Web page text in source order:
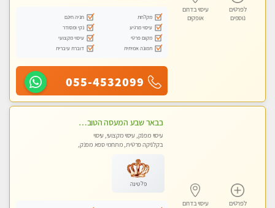
לפרטים
נוספים
עיסוי בדרום
אופקים
מקלחת
חניה חינם
עיסוי מרגיע
נקי ומסודר
מקום פרטי
עיסוי מקצועי
תמונה אמיתית
דוברת עיברית
055-4532099
לפרטים עיסוי בדרום
בבאר שבע המעסה הטובה בעיר..
עיסוי מפנק, עיסוי מקצועי, עיסוי
בקלניקה פרטית, מתחמי ספא מפנק,
פלטינה